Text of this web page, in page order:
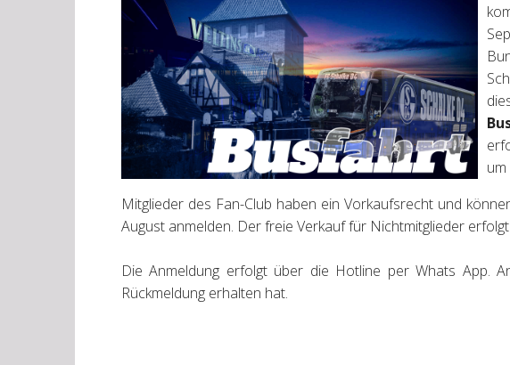
um
Mitglieder des Fan-Club haben ein Vorkaufsrecht und
August anmelden. Der freie Verkauf für Nichtmitglieder
Die Anmeldung erfolgt über die Hotline per Whats App.
Rückmeldung erhalten hat.